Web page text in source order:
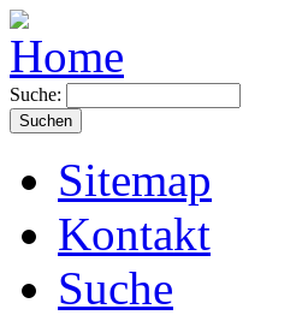
Suche:
Sitemap
Kontakt
Suche